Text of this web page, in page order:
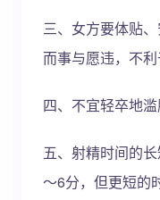
三、女方要体贴
而事与愿违，不利
四、不宜轻卒地滥
五、射精时间的
～6分，但更短的